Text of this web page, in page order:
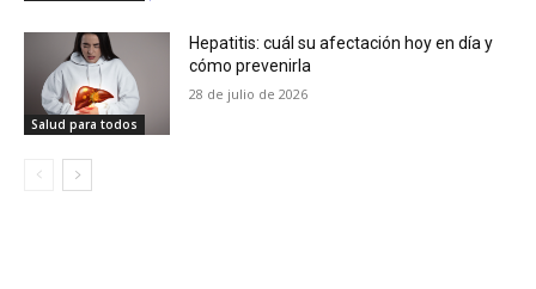
Salud para todos
Hepatitis: cuál su afectación hoy en día y
cómo prevenirla
28 de julio de 2026